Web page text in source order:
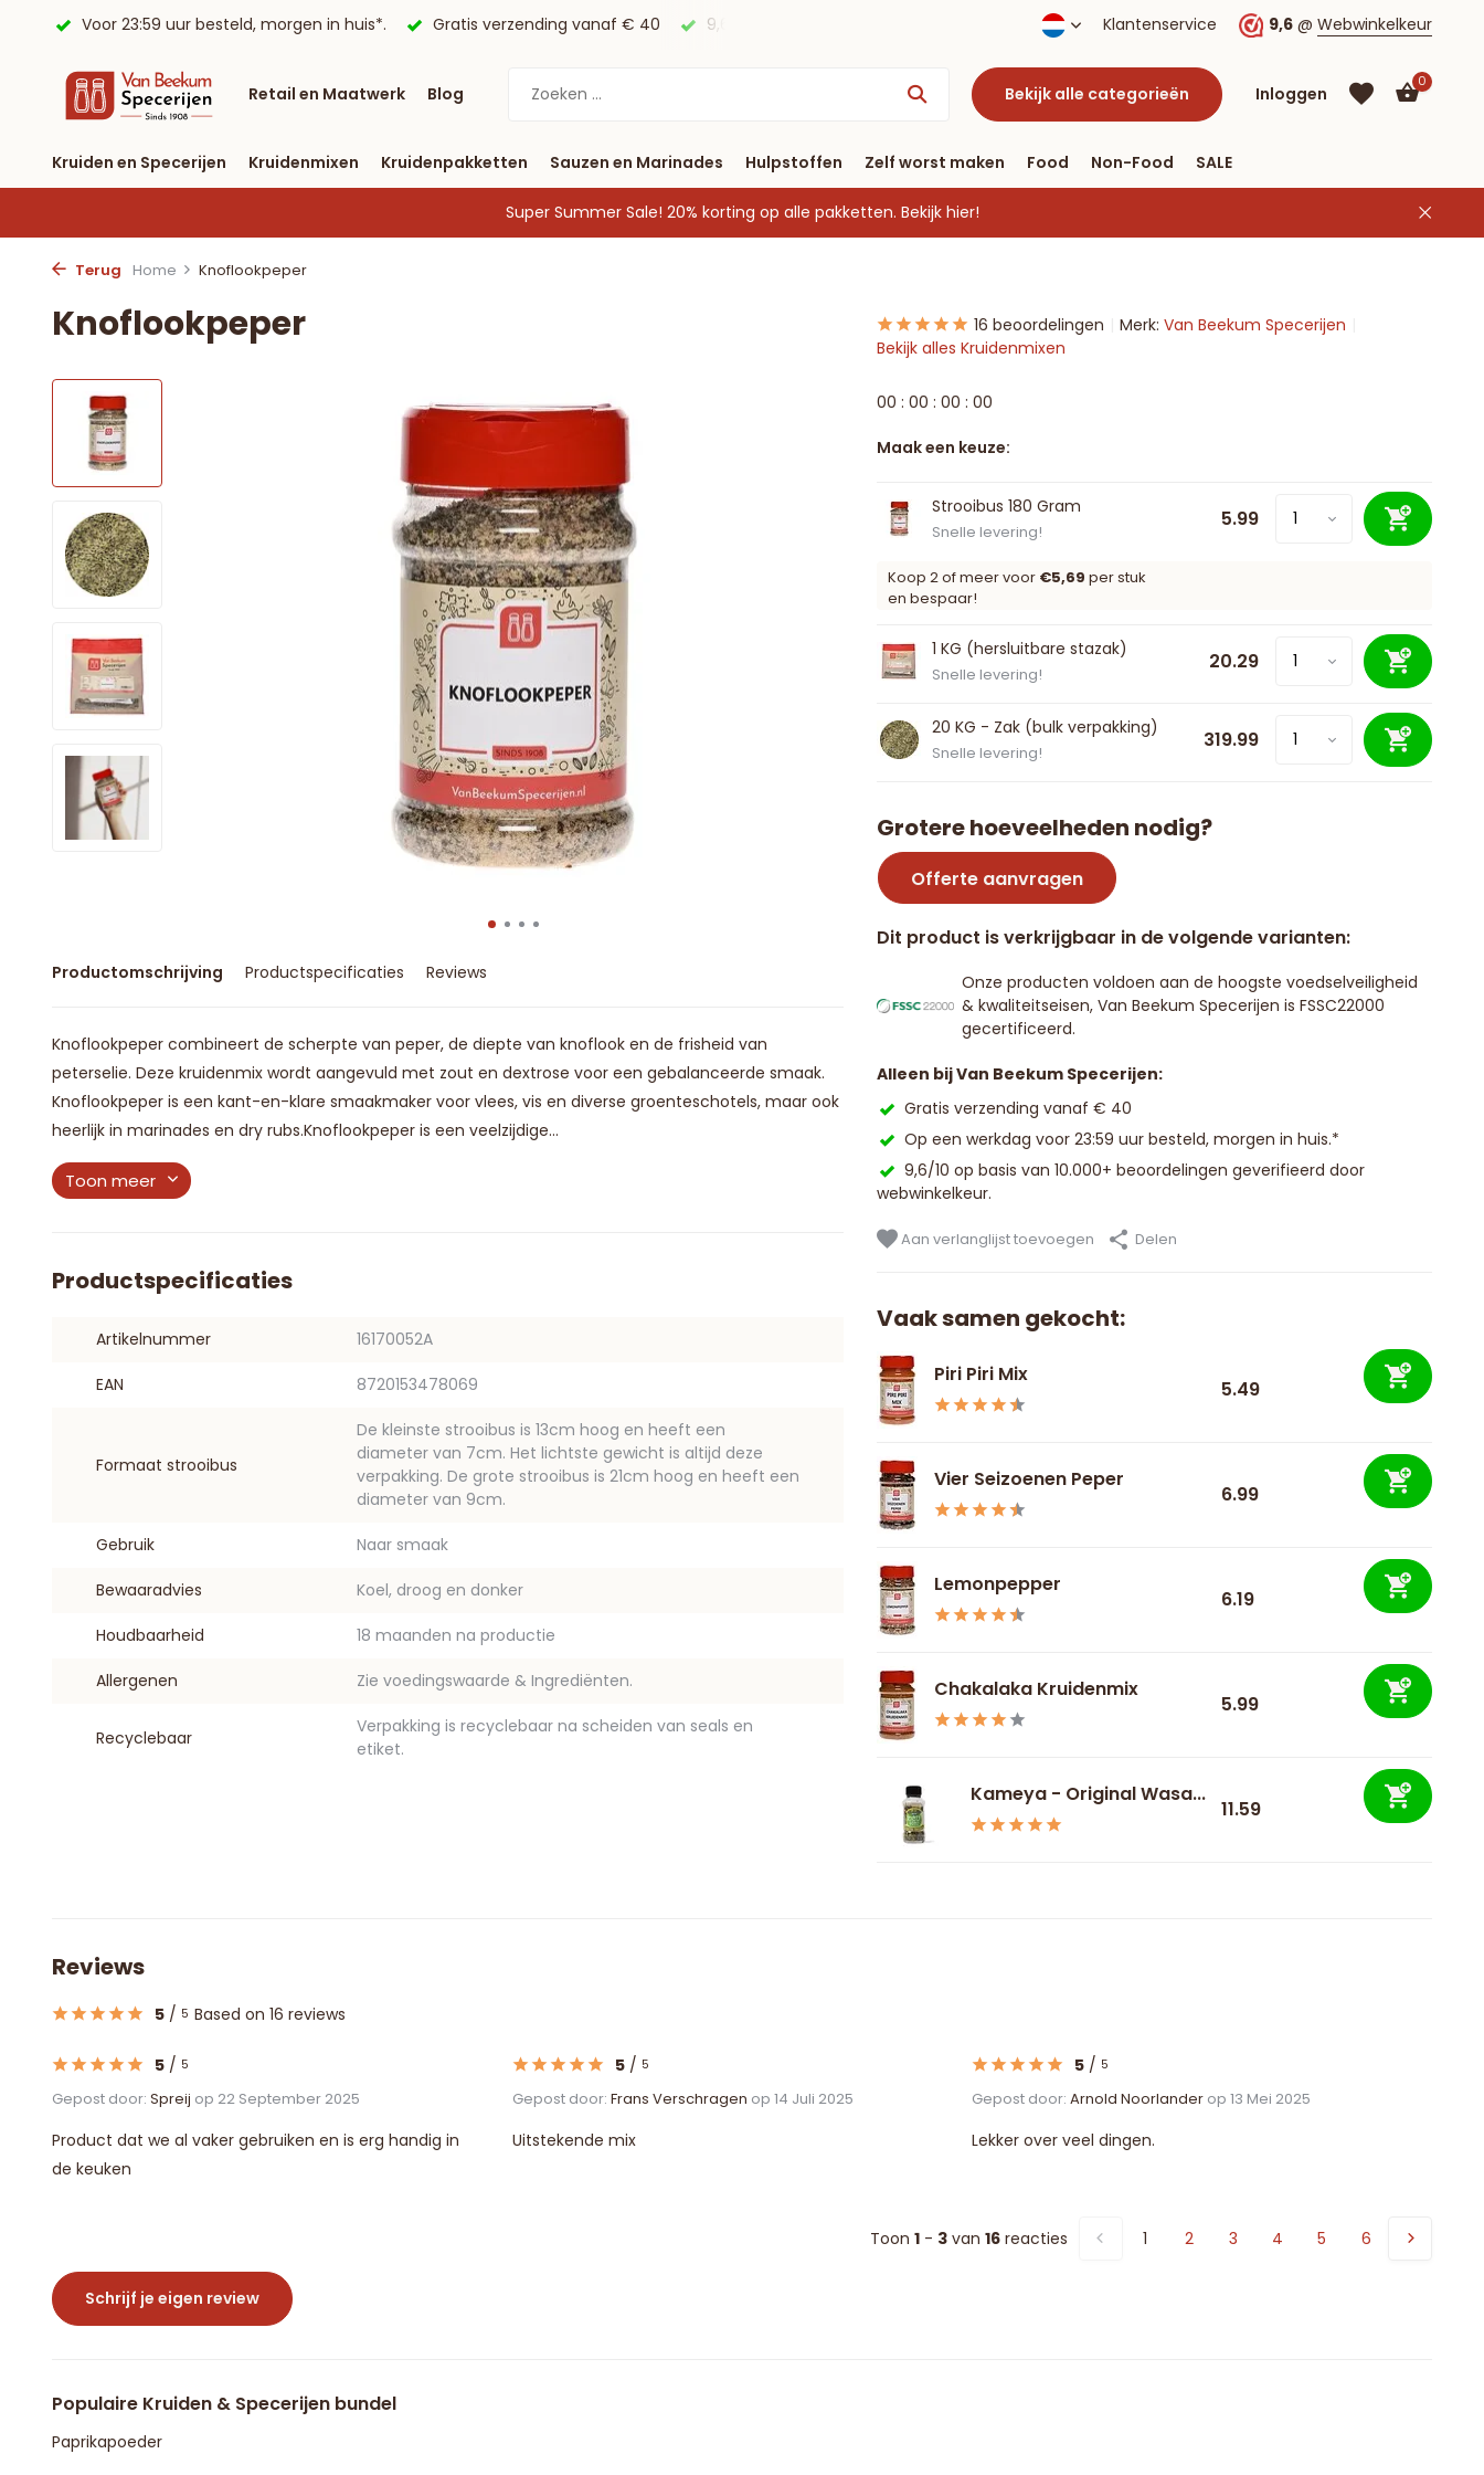
Voor 23:59 uur besteld, morgen in huis*. Gratis verzending vanaf € 40 9,6/10 Webwinkelkeur ✔ Voor 23:59 uur besteld, morgen in huis*. Gratis verzending vanaf
Klantenservice 9,6 @ Webwinkelkeur
Retail en Maatwerk Blog Bekijk alle categorieën Inloggen
Account
aanmaken
0
Kruiden en Specerijen Kruidenmixen Kruidenpakketten Sauzen en Marinades Hulpstoffen Zelf worst maken Food Non-Food SALE
Super Summer Sale! 20% korting op alle pakketten. Bekijk hier!
Terug Home Knoflookpeper
Knoflookpeper
Productomschrijving Productspecificaties Reviews
Knoflookpeper combineert de scherpte van peper, de diepte van knoflook en de frisheid van
peterselie. Deze kruidenmix wordt aangevuld met zout en dextrose voor een gebalanceerde smaak.
Knoflookpeper is een kant-en-klare smaakmaker voor vlees, vis en diverse groenteschotels, maar ook
heerlijk in marinades en dry rubs.Knoflookpeper is een veelzijdige...
Toon meer
Productspecificaties
Artikelnummer 16170052A
EAN 8720153478069
Formaat strooibus
De kleinste strooibus is 13cm hoog en heeft een
diameter van 7cm. Het lichtste gewicht is altijd deze
verpakking. De grote strooibus is 21cm hoog en heeft een
diameter van 9cm.
Gebruik Naar smaak
Bewaaradvies Koel, droog en donker
Houdbaarheid 18 maanden na productie
Allergenen Zie voedingswaarde & Ingrediënten.
Recyclebaar
Verpakking is recyclebaar na scheiden van seals en
etiket.
16 beoordelingen Merk: Van Beekum Specerijen
Bekijk alles Kruidenmixen
00 : 00 : 00 : 00
Maak een keuze:
Strooibus 180 Gram
Snelle levering! 5.99
Koop 2 of meer voor €5,69 per stuk
en bespaar!
1 KG (hersluitbare stazak)
Snelle levering! 20.29
20 KG - Zak (bulk verpakking)
Snelle levering! 319.99
Grotere hoeveelheden nodig?
Offerte aanvragen
Dit product is verkrijgbaar in de volgende varianten:
Onze producten voldoen aan de hoogste voedselveiligheid
& kwaliteitseisen, Van Beekum Specerijen is FSSC22000
gecertificeerd.
Alleen bij Van Beekum Specerijen:
Gratis verzending vanaf € 40
Op een werkdag voor 23:59 uur besteld, morgen in huis.*
9,6/10 op basis van 10.000+ beoordelingen geverifieerd door
webwinkelkeur.
Aan verlanglijst toevoegen Delen
Vaak samen gekocht:
Piri Piri Mix
5.49
Vier Seizoenen Peper
6.99
Lemonpepper
6.19
Chakalaka Kruidenmix
5.99
Kameya - Original Wasa...
11.59
Reviews
5 / 5 Based on 16 reviews
5 / 5
Gepost door: Spreij op 22 September 2025
Product dat we al vaker gebruiken en is erg handig in
de keuken
5/ 5
Gepost door: Frans Verschragen op 14 Juli 2025
Uitstekende mix
5 / 5
Gepost door:Arnold Noorlander op 13 Mei 2025
Lekker over veel dingen.
Toon 1 - 3 van 16 reacties 1 2 3 4 5 6
Schrijf je eigen review
Populaire Kruiden & Specerijen bundel
Paprikapoeder